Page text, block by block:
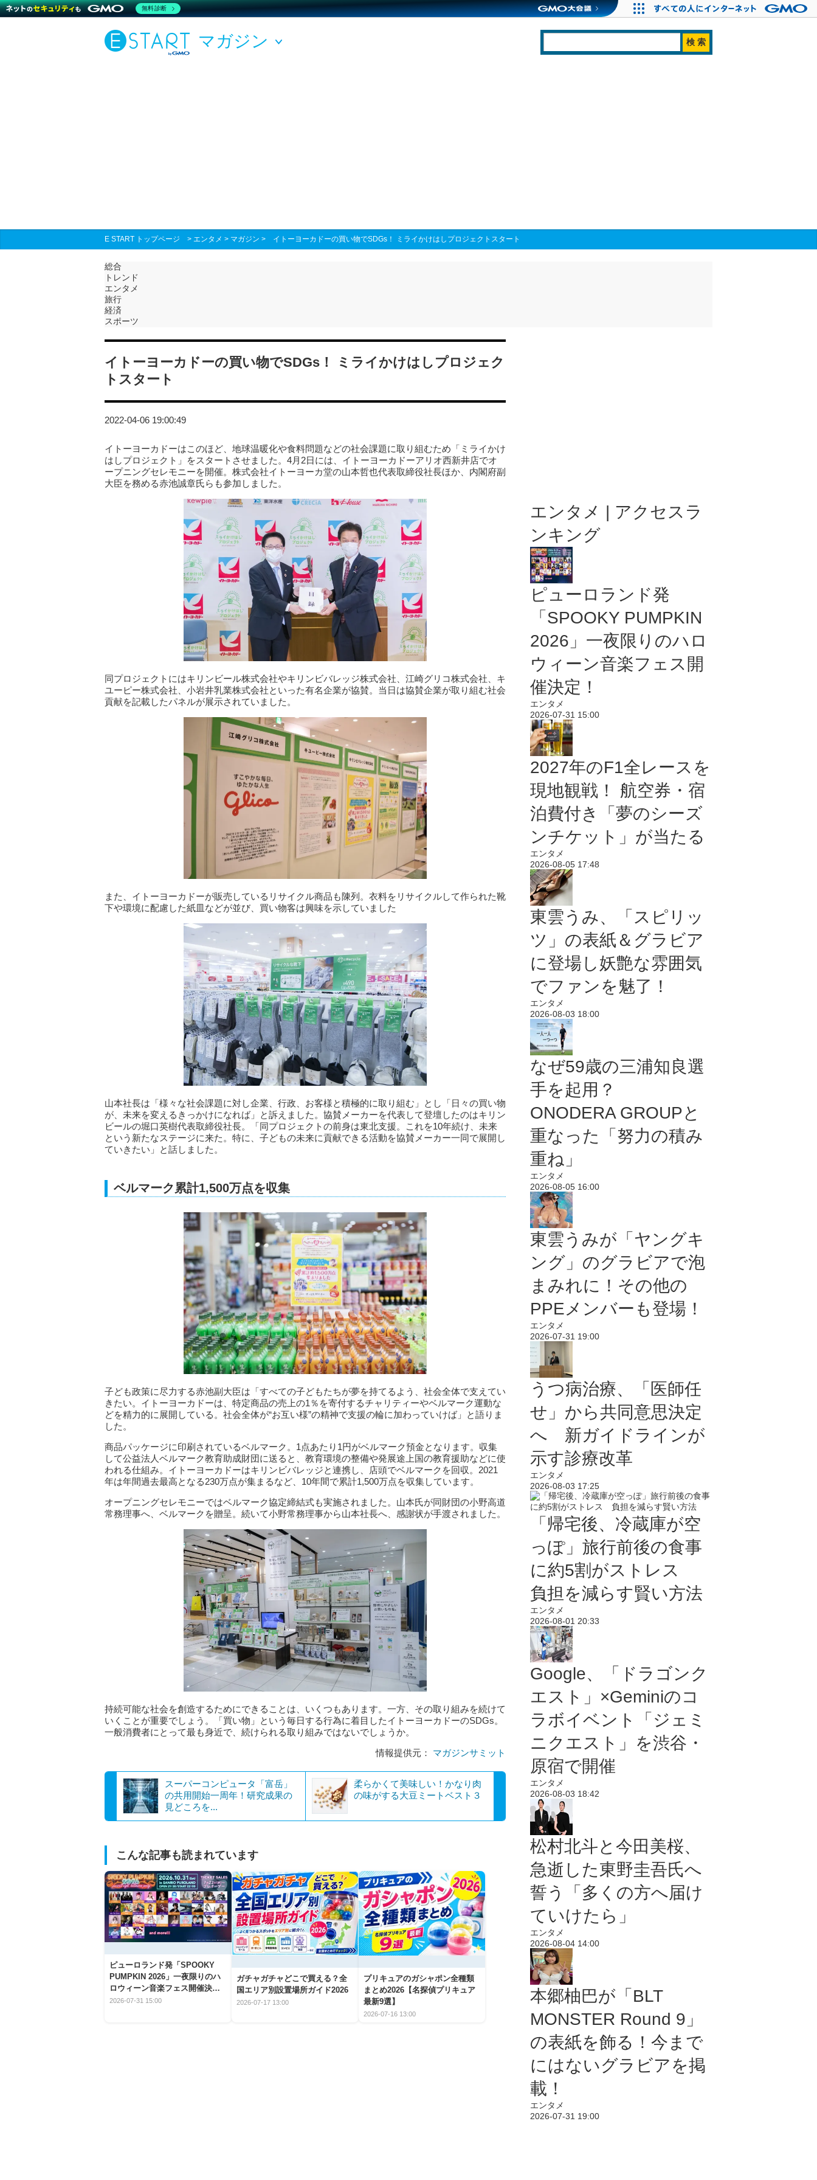
マガジン
E START トップページ > エンタメ > マガジン > イトーヨーカドーの買い物でSDGs！ ミライかけはしプロジェクトスタート
総合
トレンド
エンタメ
旅行
経済
スポーツ
イトーヨーカドーの買い物でSDGs！ ミライかけはしプロジェク
トスタート
2022-04-06 19:00:49
イトーヨーカドーはこのほど、地球温暖化や食料問題などの社会課題に取り組むため「ミライかけ
はしプロジェクト」をスタートさせました。4月2日には、イトーヨーカドーアリオ西新井店でオ
ープニングセレモニーを開催。株式会社イトーヨーカ堂の山本哲也代表取締役社長ほか、内閣府副
大臣を務める赤池誠章氏らも参加しました。
同プロジェクトにはキリンビール株式会社やキリンビバレッジ株式会社、江崎グリコ株式会社、キ
ユーピー株式会社、小岩井乳業株式会社といった有名企業が協賛。当日は協賛企業が取り組む社会
貢献を記載したパネルが展示されていました。
また、イトーヨーカドーが販売しているリサイクル商品も陳列。衣料をリサイクルして作られた靴
下や環境に配慮した紙皿などが並び、買い物客は興味を示していました
山本社長は「様々な社会課題に対し企業、行政、お客様と積極的に取り組む」とし「日々の買い物
が、未来を変えるきっかけになれば」と訴えました。協賛メーカーを代表して登壇したのはキリン
ビールの堀口英樹代表取締役社長。「同プロジェクトの前身は東北支援。これを10年続け、未来
という新たなステージに来た。特に、子どもの未来に貢献できる活動を協賛メーカー一同で展開し
ていきたい」と話しました。
ベルマーク累計1,500万点を収集
子ども政策に尽力する赤池副大臣は「すべての子どもたちが夢を持てるよう、社会全体で支えてい
きたい。イトーヨーカドーは、特定商品の売上の1％を寄付するチャリティーやベルマーク運動な
どを精力的に展開している。社会全体が“お互い様”の精神で支援の輪に加わっていけば」と語りま
した。
商品パッケージに印刷されているベルマーク。1点あたり1円がベルマーク預金となります。収集
して公益法人ベルマーク教育助成財団に送ると、教育環境の整備や発展途上国の教育援助などに使
われる仕組み。イトーヨーカドーはキリンビバレッジと連携し、店頭でベルマークを回収。2021
年は年間過去最高となる230万点が集まるなど、10年間で累計1,500万点を収集しています。
オープニングセレモニーではベルマーク協定締結式も実施されました。山本氏が同財団の小野高道
常務理事へ、ベルマークを贈呈。続いて小野常務理事から山本社長へ、感謝状が手渡されました。
持続可能な社会を創造するためにできることは、いくつもあります。一方、その取り組みを続けて
いくことが重要でしょう。「買い物」という毎日する行為に着目したイトーヨーカドーのSDGs。
一般消費者にとって最も身近で、続けられる取り組みではないでしょうか。
情報提供元： マガジンサミット
スーパーコンピュータ「富岳」
の共用開始一周年！研究成果の
見どころを...
柔らかくて美味しい！かなり肉
の味がする大豆ミートベスト３
こんな記事も読まれています
ピューロランド発「SPOOKY
PUMPKIN 2026」一夜限りのハ
ロウィーン音楽フェス開催決
定！
2026-07-31 15:00
ガチャガチャどこで買える？全
国エリア別設置場所ガイド2026
2026-07-17 13:00
プリキュアのガシャポン全種類
まとめ2026【名探偵プリキュア
最新9選】
2026-07-16 13:00
エンタメ | アクセスラ
ンキング
ピューロランド発
「SPOOKY PUMPKIN
2026」一夜限りのハロ
ウィーン音楽フェス開
催決定！
エンタメ
2026-07-31 15:00
2027年のF1全レースを
現地観戦！ 航空券・宿
泊費付き「夢のシーズ
ンチケット」が当たる
エンタメ
2026-08-05 17:48
東雲うみ、「スピリッ
ツ」の表紙＆グラビア
に登場し妖艶な雰囲気
でファンを魅了！
エンタメ
2026-08-03 18:00
なぜ59歳の三浦知良選
手を起用？
ONODERA GROUPと
重なった「努力の積み
重ね」
エンタメ
2026-08-05 16:00
東雲うみが「ヤングキ
ング」のグラビアで泡
まみれに！その他の
PPEメンバーも登場！
エンタメ
2026-07-31 19:00
うつ病治療、「医師任
せ」から共同意思決定
へ 新ガイドラインが
示す診療改革
エンタメ
2026-08-03 17:25
「帰宅後、冷蔵庫が空
っぽ」旅行前後の食事
に約5割がストレス
負担を減らす賢い方法
エンタメ
2026-08-01 20:33
Google、「ドラゴンク
エスト」×Geminiのコ
ラボイベント「ジェミ
ニクエスト」を渋谷・
原宿で開催
エンタメ
2026-08-03 18:42
松村北斗と今田美桜、
急逝した東野圭吾氏へ
誓う「多くの方へ届け
ていけたら」
エンタメ
2026-08-04 14:00
本郷柚巴が「BLT
MONSTER Round 9」
の表紙を飾る！今まで
にはないグラビアを掲
載！
エンタメ
2026-07-31 19:00
無料診断